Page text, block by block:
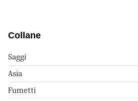
Collane
Saggi
Asia
Fumetti